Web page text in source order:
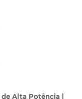
Alta Potência |